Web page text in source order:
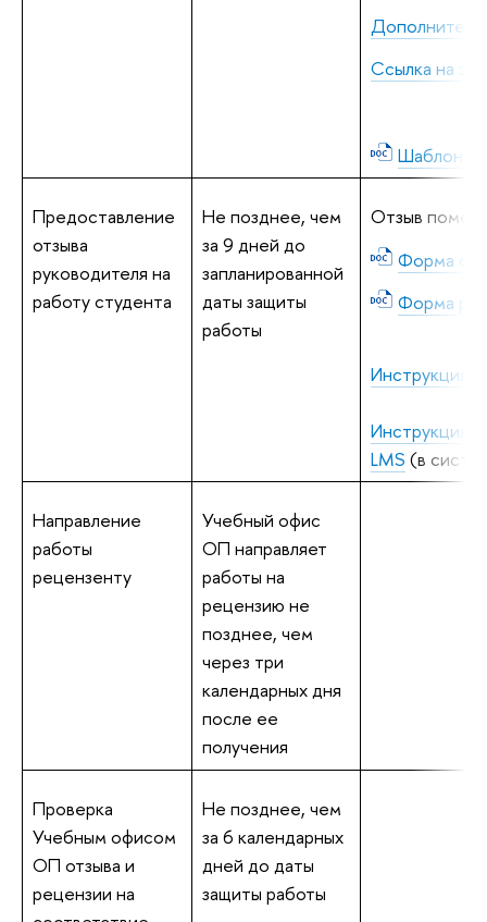
Cсылка на
Шаблон
Предоставление
отзыва
руководителя на
работу студента
Не позднее, чем
за 9 дней до
запланированной
даты защиты
работы
Отзыв
Форма
Форма
Инструкция
Инструкция
LMS (в
Направление
работы
рецензенту
Учебный офис
ОП направляет
работы на
рецензию не
позднее, чем
через три
календарных дня
после ее
получения
Проверка
Учебным офисом
ОП отзыва и
рецензии на
Не позднее, чем
за 6 календарных
дней до даты
защиты работы